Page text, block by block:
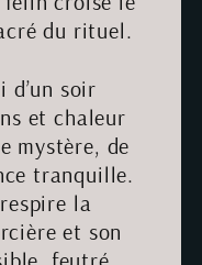
du rituel.
d’un soir
et chaleur
mystère, de
tranquille.
la
et son